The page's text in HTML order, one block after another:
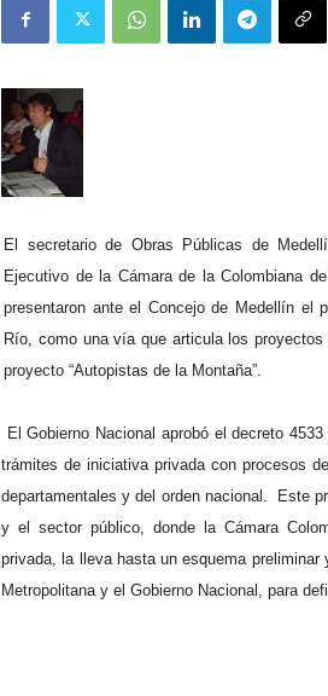
El secretario de Obras Públicas de
Ejecutivo de la Cámara de la Colombiana
presentaron ante el Concejo de Medellín el
Río, como una vía que articula los
proyecto “Autopistas de la Montaña”.
El Gobierno Nacional aprobó el decreto
trámites de iniciativa privada con procesos
departamentales y del orden nacional.
Este
y el sector público, donde la Cámara
privada, la lleva hasta un esquema
Metropolitana y el Gobierno Nacional, para